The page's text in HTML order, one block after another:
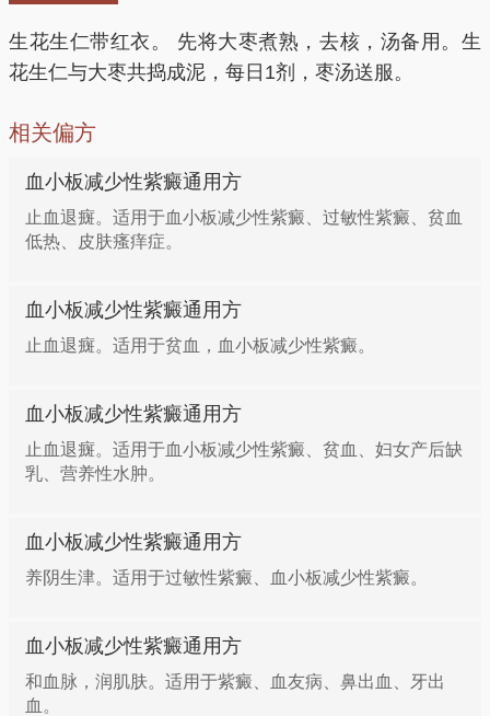
生花生仁带红衣。 先将大枣煮熟，去核，汤备用。生
花生仁与大枣共捣成泥，每日1剂，枣汤送服。
相关偏方
血小板减少性紫癜通用方
止血退癍。适用于血小板减少性紫癜、过敏性紫癜、贫血
低热、皮肤瘙痒症。
血小板减少性紫癜通用方
止血退癍。适用于贫血，血小板减少性紫癜。
血小板减少性紫癜通用方
止血退癍。适用于血小板减少性紫癜、贫血、妇女产后缺
乳、营养性水肿。
血小板减少性紫癜通用方
养阴生津。适用于过敏性紫癜、血小板减少性紫癜。
血小板减少性紫癜通用方
和血脉，润肌肤。适用于紫癜、血友病、鼻出血、牙出
血。